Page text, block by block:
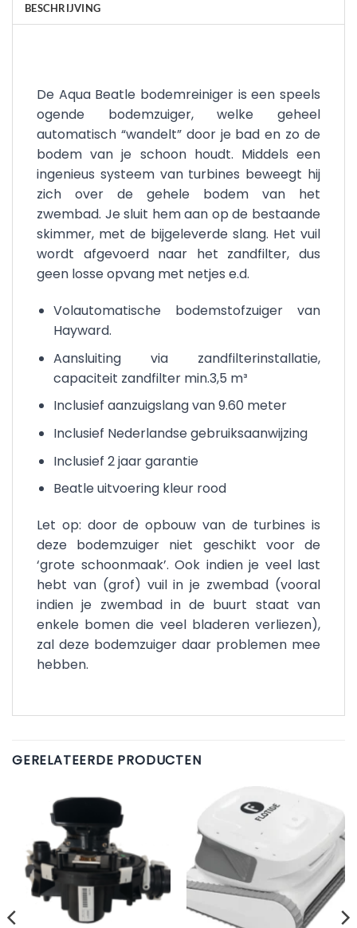
BESCHRIJVING
De Aqua Beatle bodemreiniger is een speels
ogende bodemzuiger, welke geheel
automatisch “wandelt” door je bad en zo de
bodem van je schoon houdt. Middels een
ingenieus systeem van turbines beweegt hij
zich over de gehele bodem van het
zwembad. Je sluit hem aan op de bestaande
skimmer, met de bijgeleverde slang. Het vuil
wordt afgevoerd naar het zandfilter, dus
geen losse opvang met netjes e.d.
Volautomatische bodemstofzuiger van
Hayward.
Aansluiting via zandfilterinstallatie,
capaciteit zandfilter min.3,5 m³
Inclusief aanzuigslang van 9.60 meter
Inclusief Nederlandse gebruiksaanwijzing
Inclusief 2 jaar garantie
Beatle uitvoering kleur rood
Let op: door de opbouw van de turbines is
deze bodemzuiger niet geschikt voor de
‘grote schoonmaak’. Ook indien je veel last
hebt van (grof) vuil in je zwembad (vooral
indien je zwembad in de buurt staat van
enkele bomen die veel bladeren verliezen),
zal deze bodemzuiger daar problemen mee
hebben.
GERELATEERDE PRODUCTEN